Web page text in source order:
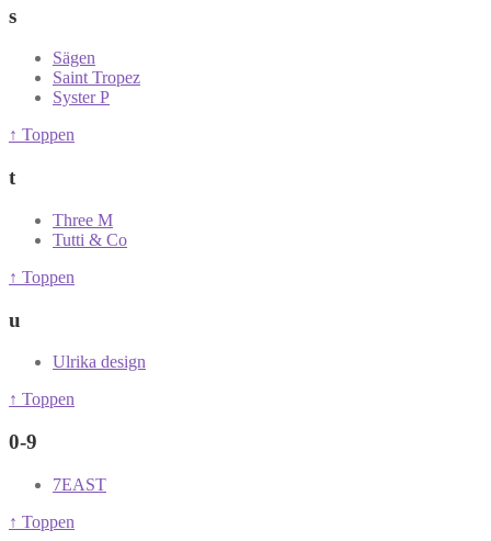
s
Sägen
Saint Tropez
Syster P
↑ Toppen
t
Three M
Tutti & Co
↑ Toppen
u
Ulrika design
↑ Toppen
0-9
7EAST
↑ Toppen